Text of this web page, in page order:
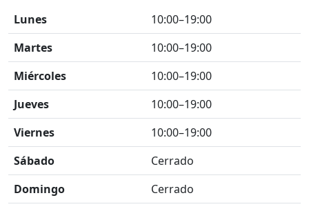
Lunes
10:00–19:00
Martes
10:00–19:00
Miércoles
10:00–19:00
Jueves
10:00–19:00
Viernes
10:00–19:00
Sábado
Cerrado
Domingo
Cerrado